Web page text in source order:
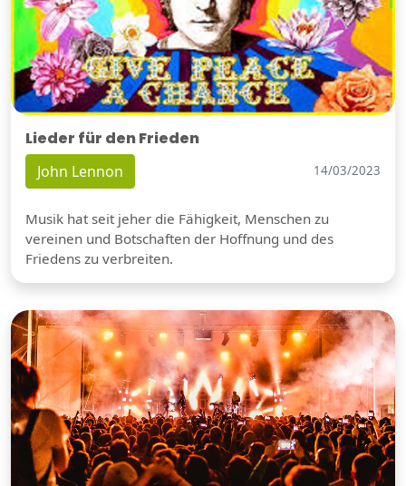
Lieder für den Frieden
John Lennon 14/03/2023
Musik hat seit jeher die Fähigkeit, Menschen zu
vereinen und Botschaften der Hoffnung und des
Friedens zu verbreiten.